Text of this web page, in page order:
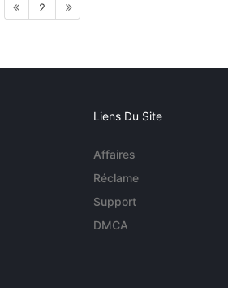
2
Liens Du Site
Affaires
Réclame
Support
DMCA